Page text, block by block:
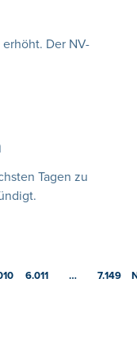
Der NV-
Tagen zu
6.011 … 7.149